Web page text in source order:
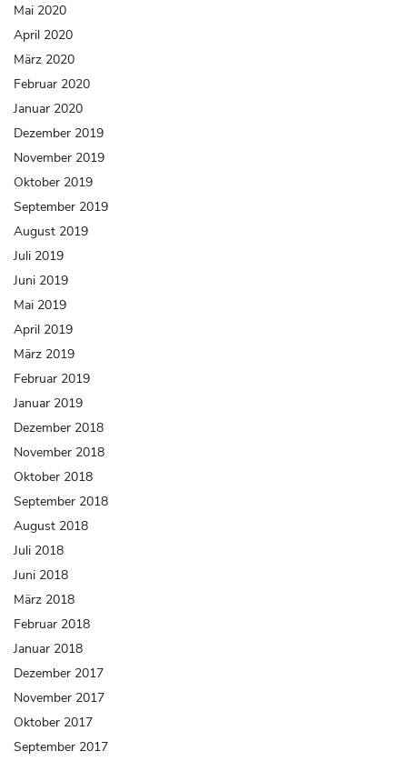
Mai 2020
April 2020
März 2020
Februar 2020
Januar 2020
Dezember 2019
November 2019
Oktober 2019
September 2019
August 2019
Juli 2019
Juni 2019
Mai 2019
April 2019
März 2019
Februar 2019
Januar 2019
Dezember 2018
November 2018
Oktober 2018
September 2018
August 2018
Juli 2018
Juni 2018
März 2018
Februar 2018
Januar 2018
Dezember 2017
November 2017
Oktober 2017
September 2017